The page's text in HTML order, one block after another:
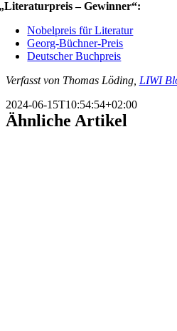
– Gewinner“:
Nobelpreis für Literatur
Georg-Büchner-Preis
Deutscher Buchpreis
Verfasst von Thomas Löding, LIWI
2024-06-15T10:54:54+02:00
Ähnliche Artikel